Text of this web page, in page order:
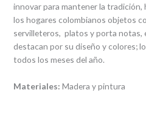
innovar para mantener la tradición,
los hogares colombianos objetos
servilleteros, platos y porta notas,
destacan por su diseño y colores;
todos los meses del año.
Materiales: Madera y pintura